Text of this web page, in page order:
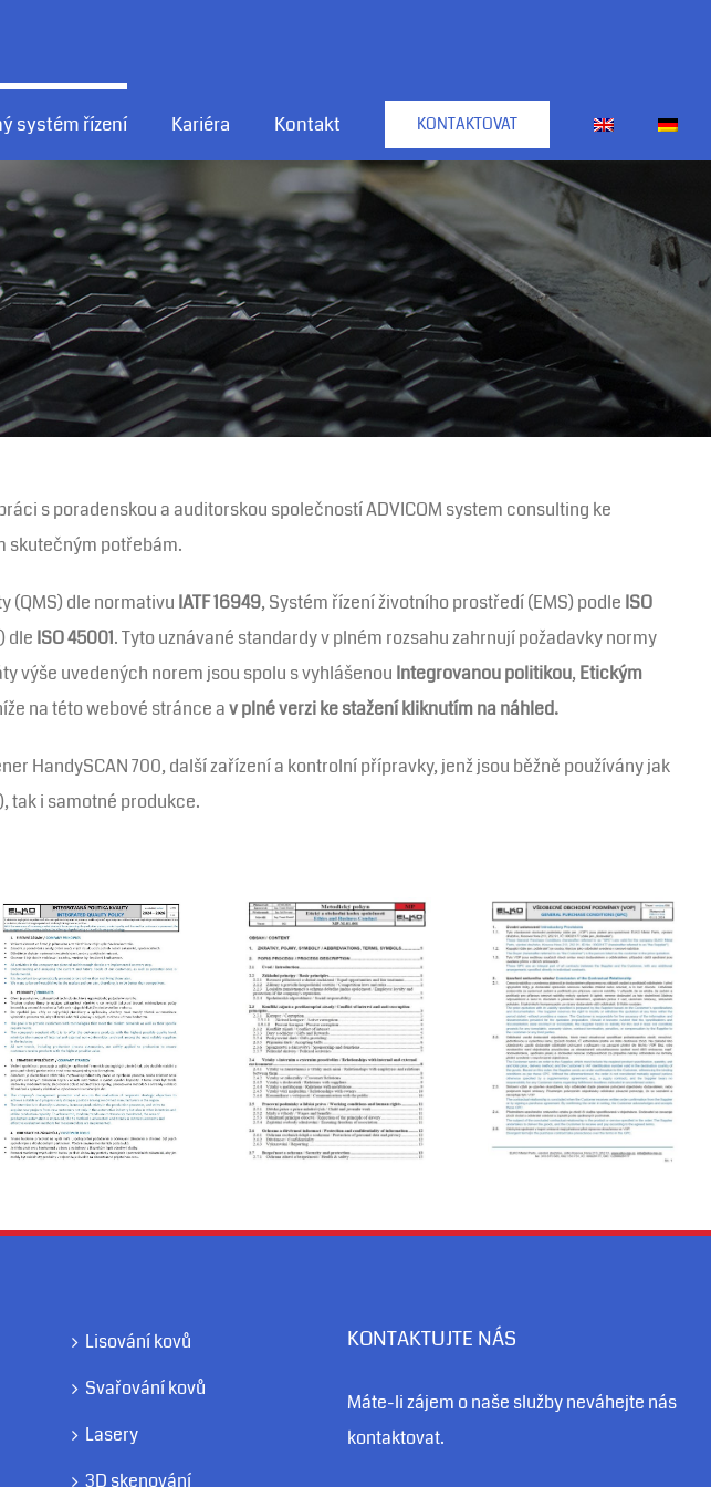
systém řízení Kariéra Kontakt KONTAKTOVAT
s poradenskou a auditorskou společností ADVICOM system consulting ke
skutečným potřebám.
(QMS) dle normativu IATF 16949, Systém řízení životního prostředí (EMS) podle ISO
dle ISO 45001. Tyto uznávané standardy v plném rozsahu zahrnují požadavky normy
výše uvedených norem jsou spolu s vyhlášenou Integrovanou politikou,Etickým
na této webové stránce av plné verzi ke stažení kliknutím na náhled.
HandySCAN 700, další zařízení a kontrolní přípravky, jenž jsou běžně používány jak
tak i samotné produkce.
Lisování kovů
Svařování kovů
Lasery
3D skenování
KONTAKTUJTE NÁS
Máte-li zájem o naše služby neváhejte nás
kontaktovat.